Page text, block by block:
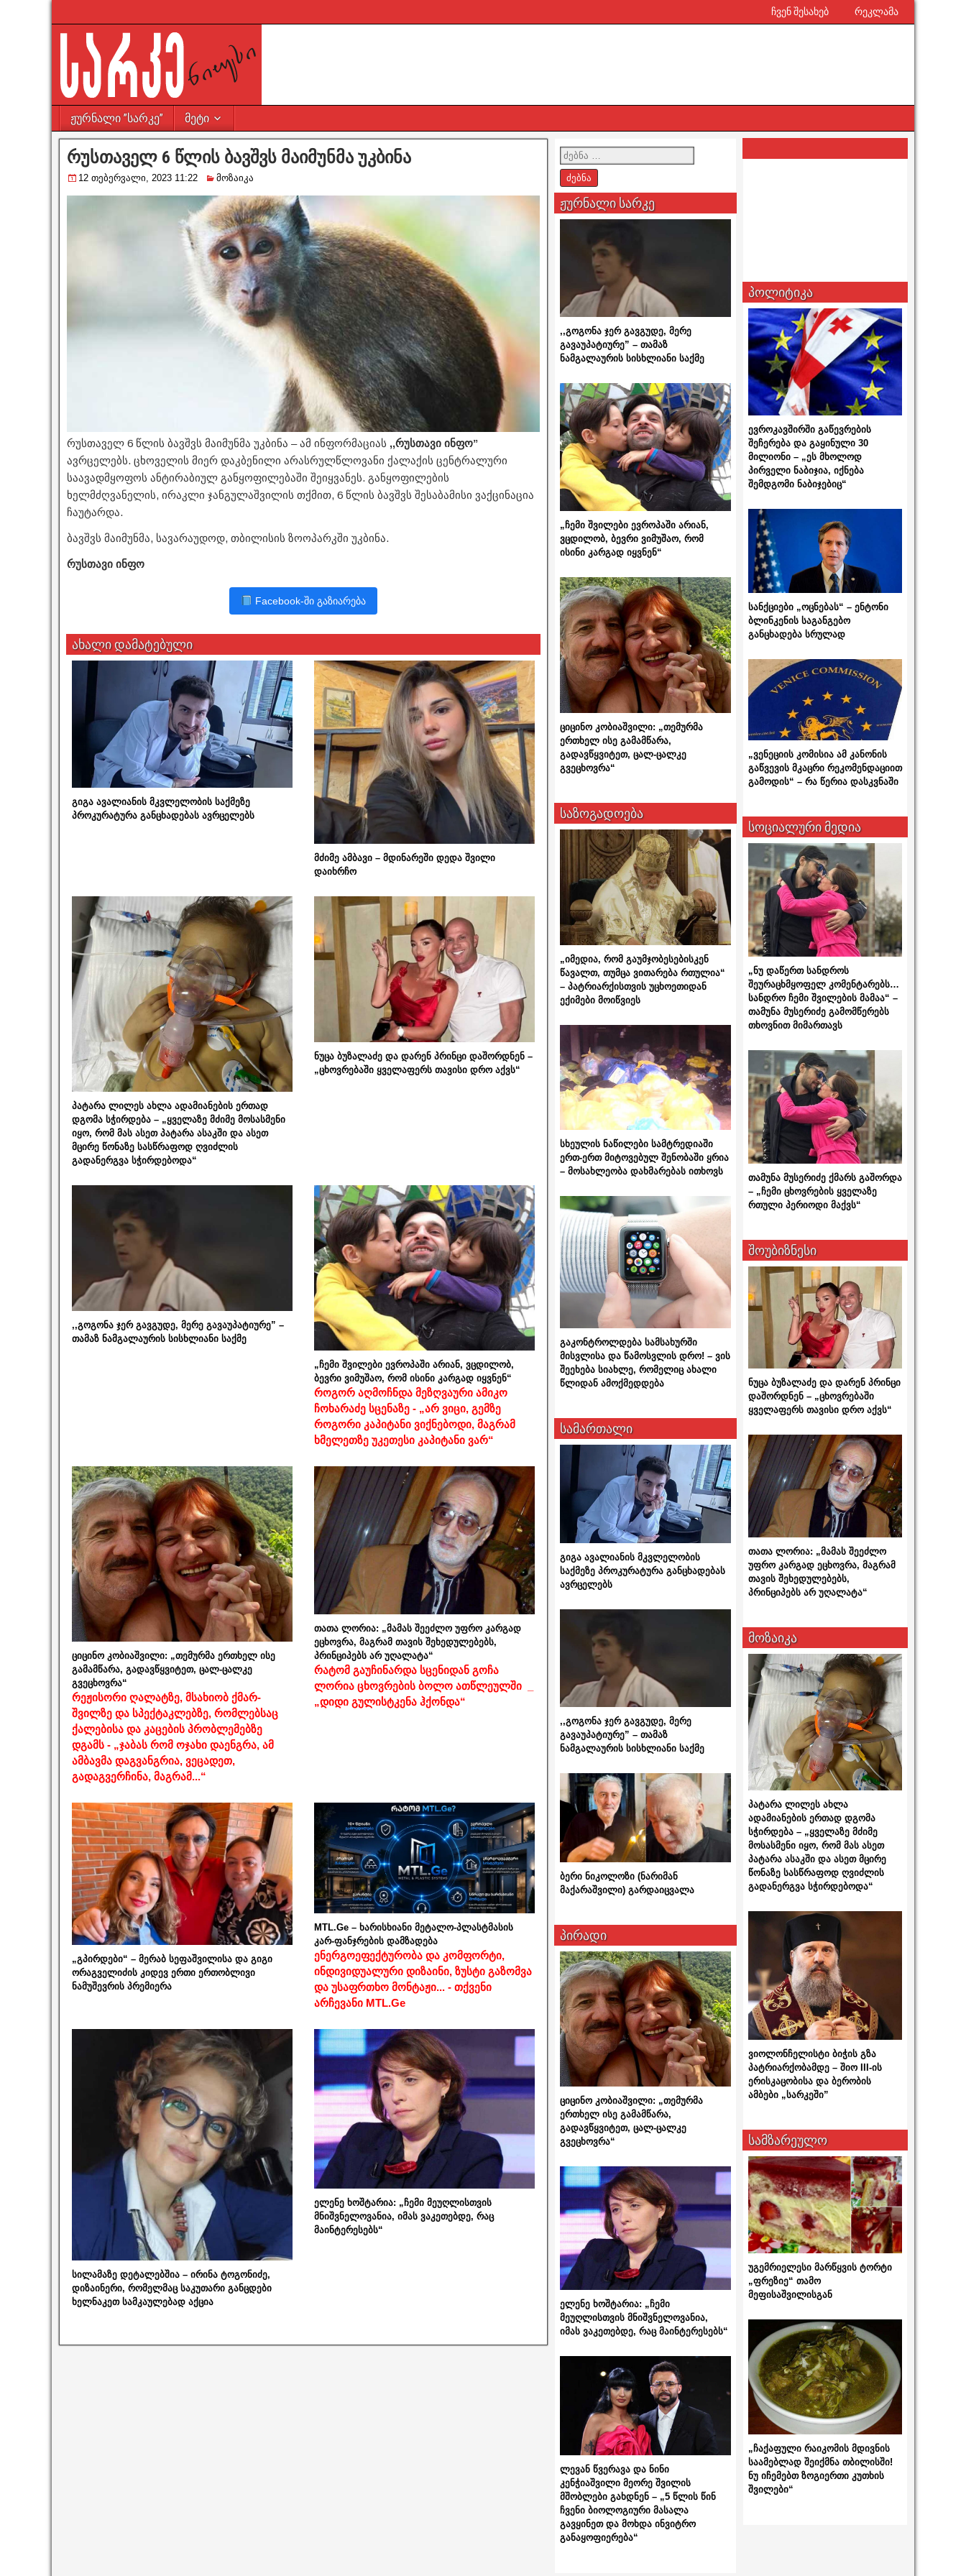
ჩვენ შესახებ რეკლამა
ჟურნალი ”სარკე” მეტი
რუსთაველ 6 წლის ბავშვს მაიმუნმა უკბინა
12 თებერვალი, 2023 11:22 მოზაიკა
რუსთაველ 6 წლის ბავშვს მაიმუნმა უკბინა – ამ ინფორმაციას ,,რუსთავი ინფო”
ავრცელებს. ცხოველის მიერ დაკბენილი არასრულწლოვანი ქალაქის ცენტრალური
საავადმყოფოს ანტირაბიულ განყოფილებაში შეიყვანეს. განყოფილების
ხელმძღვანელის, ირაკლი ჯანგულაშვილის თქმით, 6 წლის ბავშვს შესაბამისი ვაქცინაცია
ჩაუტარდა.
ბავშვს მაიმუნმა, სავარაუდოდ, თბილისის ზოოპარკში უკბინა.
რუსთავი ინფო
Facebook-ში გაზიარება
ახალი დამატებული
გიგა ავალიანის მკვლელობის საქმეზე
პროკურატურა განცხადებას ავრცელებს
მძიმე ამბავი – მდინარეში დედა შვილი
დაიხრჩო
პატარა ლილეს ახლა ადამიანების ერთად
დგომა სჭირდება – „ყველაზე მძიმე მოსასმენი
იყო, რომ მას ასეთ პატარა ასაკში და ასეთ
მცირე წონაზე სასწრაფოდ ღვიძლის
გადანერგვა სჭირდებოდა“
ნუცა ბუზალაძე და დარენ პრინცი დაშორდნენ –
„ცხოვრებაში ყველაფერს თავისი დრო აქვს“
,,გოგონა ჯერ გავგუდე, მერე გავაუპატიურე” –
თამაზ ნამგალაურის სისხლიანი საქმე
„ჩემი შვილები ევროპაში არიან, ვცდილობ,
ბევრი ვიმუშაო, რომ ისინი კარგად იყვნენ“
როგორ აღმოჩნდა მეზღვაური ამიკო
ჩოხარაძე სცენაზე - „არ ვიცი, გემზე
როგორი კაპიტანი ვიქნებოდი, მაგრამ
ხმელეთზე უკეთესი კაპიტანი ვარ“
ციცინო კობიაშვილი: „თემურმა ერთხელ ისე
გამამწარა, გადავწყვიტეთ, ცალ-ცალკე
გვეცხოვრა“
რეჟისორი ღალატზე, მსახიობ ქმარ-
შვილზე და სპექტაკლებზე, რომლებსაც
ქალებისა და კაცების პრობლემებზე
დგამს - „ჯაბას რომ ოჯახი დაენგრა, ამ
ამბავმა დაგვანგრია, ვეცადეთ,
გადაგვერჩინა, მაგრამ...“
თათა ლორია: „მამას შეეძლო უფრო კარგად
ეცხოვრა, მაგრამ თავის შეხედულებებს,
პრინციპებს არ უღალატა“
რატომ გაუჩინარდა სცენიდან გოჩა
ლორია ცხოვრების ბოლო ათწლეულში _
„დიდი გულისტკენა ჰქონდა“
„გპირდები“ – მერაბ სეფაშვილისა და გიგი
ორაგველიძის კიდევ ერთი ერთობლივი
ნამუშევრის პრემიერა
MTL.Ge – ხარისხიანი მეტალო-პლასტმასის
კარ-ფანჯრების დამზადება
ენერგოეფექტურობა და კომფორტი,
ინდივიდუალური დიზაინი, ზუსტი გაზომვა
და უსაფრთხო მონტაჟი... - თქვენი
არჩევანი MTL.Ge
სილამაზე დეტალებშია – ირინა ტოგონიძე,
დიზაინერი, რომელმაც საკუთარი განცდები
ხელნაკეთ სამკაულებად აქცია
ელენე ხოშტარია: „ჩემი მეუღლისთვის
მნიშვნელოვანია, იმას ვაკეთებდე, რაც
მაინტერესებს“
ჟურნალი სარკე
,,გოგონა ჯერ გავგუდე, მერე
გავაუპატიურე” – თამაზ
ნამგალაურის სისხლიანი საქმე
„ჩემი შვილები ევროპაში არიან,
ვცდილობ, ბევრი ვიმუშაო, რომ
ისინი კარგად იყვნენ“
ციცინო კობიაშვილი: „თემურმა
ერთხელ ისე გამამწარა,
გადავწყვიტეთ, ცალ-ცალკე
გვეცხოვრა“
საზოგადოება
„იმედია, რომ გაუმჯობესებისკენ
წავალთ, თუმცა ვითარება რთულია“
– პატრიარქისთვის უცხოეთიდან
ექიმები მოიწვიეს
სხეულის ნაწილები სამტრედიაში
ერთ-ერთ მიტოვებულ შენობაში ყრია
– მოსახლეობა დახმარებას ითხოვს
გაკონტროლდება სამსახურში
მისვლისა და წამოსვლის დრო! – ვის
შეეხება სიახლე, რომელიც ახალი
წლიდან ამოქმედდება
სამართალი
გიგა ავალიანის მკვლელობის
საქმეზე პროკურატურა განცხადებას
ავრცელებს
,,გოგონა ჯერ გავგუდე, მერე
გავაუპატიურე” – თამაზ
ნამგალაურის სისხლიანი საქმე
ბერი ნიკოლოზი (ნარიმან
მაქარაშვილი) გარდაიცვალა
პირადი
ციცინო კობიაშვილი: „თემურმა
ერთხელ ისე გამამწარა,
გადავწყვიტეთ, ცალ-ცალკე
გვეცხოვრა“
ელენე ხოშტარია: „ჩემი
მეუღლისთვის მნიშვნელოვანია,
იმას ვაკეთებდე, რაც მაინტერესებს“
ლევან წვერავა და ნინი
კენჭიაშვილი მეორე შვილის
მშობლები გახდნენ – „5 წლის წინ
ჩვენი ბიოლოგიური მასალა
გავყინეთ და მოხდა ინვიტრო
განაყოფიერება“
პოლიტიკა
ევროკავშირში გაწევრების
შეჩერება და გაყინული 30
მილიონი – „ეს მხოლოდ
პირველი ნაბიჯია, იქნება
შემდგომი ნაბიჯებიც“
სანქციები „ოცნებას“ – ენტონი
ბლინკენის საგანგებო
განცხადება სრულად
„ვენეციის კომისია ამ კანონის
გაწვევის მკაცრი რეკომენდაციით
გამოდის“ – რა წერია დასკვნაში
სოციალური მედია
„ნუ დაწერთ სანდროს
შეურაცხმყოფელ კომენტარებს…
სანდრო ჩემი შვილების მამაა“ –
თამუნა მუსერიძე გამომწერებს
თხოვნით მიმართავს
თამუნა მუსერიძე ქმარს გაშორდა
– „ჩემი ცხოვრების ყველაზე
რთული პერიოდი მაქვს“
შოუბიზნესი
ნუცა ბუზალაძე და დარენ პრინცი
დაშორდნენ – „ცხოვრებაში
ყველაფერს თავისი დრო აქვს“
თათა ლორია: „მამას შეეძლო
უფრო კარგად ეცხოვრა, მაგრამ
თავის შეხედულებებს,
პრინციპებს არ უღალატა“
მოზაიკა
პატარა ლილეს ახლა
ადამიანების ერთად დგომა
სჭირდება – „ყველაზე მძიმე
მოსასმენი იყო, რომ მას ასეთ
პატარა ასაკში და ასეთ მცირე
წონაზე სასწრაფოდ ღვიძლის
გადანერგვა სჭირდებოდა“
ვიოლონჩელისტი ბიჭის გზა
პატრიარქობამდე – შიო III-ის
ერისკაცობისა და ბერობის
ამბები „სარკეში”
სამზარეულო
უგემრიელესი მარწყვის ტორტი
„ფრეზიე“ თამო
მეფისაშვილისგან
„ჩაქაფული რაიკომის მდივნის
საამებლად შეიქმნა თბილისში!
ნუ იჩემებთ ზოგიერთი კუთხის
შვილები“